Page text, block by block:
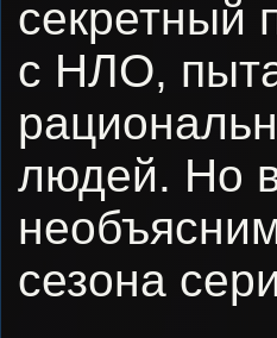
секретный
с НЛО,
людей. Но
сезона